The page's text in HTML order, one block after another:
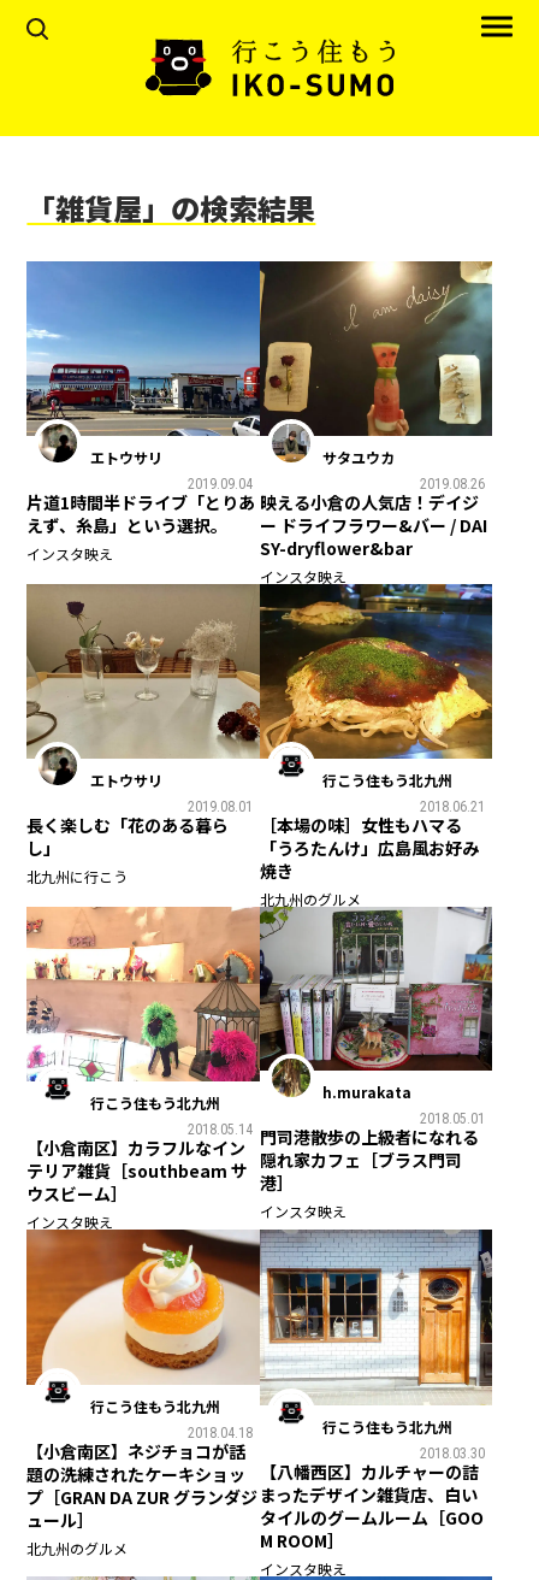
「雑貨屋」の検索結果
エトウサリ
2019.09.04
片道1時間半ドライブ「とりあ
えず、糸島」という選択。
インスタ映え
サタユウカ
2019.08.26
映える小倉の人気店！デイジ
ー ドライフラワー&バー / DAI
SY-dryflower&bar
インスタ映え
エトウサリ
2019.08.01
長く楽しむ「花のある暮ら
し」
北九州に行こう
行こう住もう北九州
2018.06.21
［本場の味］女性もハマる
「うろたんけ」広島風お好み
焼き
北九州のグルメ
行こう住もう北九州
2018.05.14
【小倉南区】カラフルなイン
テリア雑貨［southbeam サ
ウスビーム］
インスタ映え
h.murakata
2018.05.01
門司港散歩の上級者になれる
隠れ家カフェ［ブラス門司
港］
インスタ映え
行こう住もう北九州
2018.04.18
【小倉南区】ネジチョコが話
題の洗練されたケーキショッ
プ［GRAN DA ZUR グランダジ
ュール］
北九州のグルメ
行こう住もう北九州
2018.03.30
【八幡西区】カルチャーの詰
まったデザイン雑貨店、白い
タイルのグームルーム［GOO
M ROOM］
インスタ映え